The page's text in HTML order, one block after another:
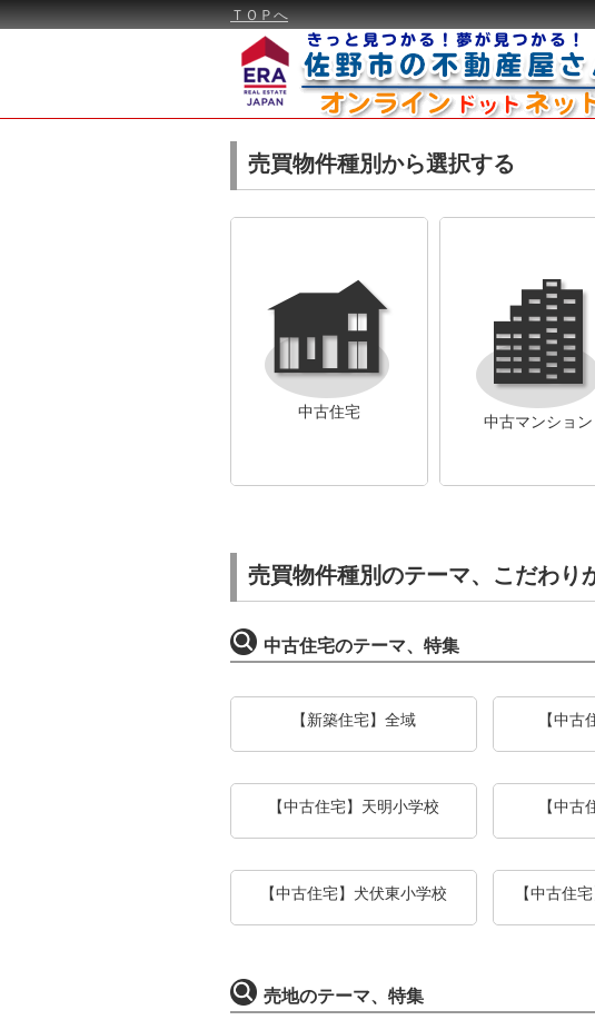
ＴＯＰへ
売買物件種別から選択する
中古住宅
中古マンション
売買物件種別のテーマ、こだわり
中古住宅のテーマ、特集
【新築住宅】全域 【中古
【中古住宅】天明小学校 【中古
【中古住宅】犬伏東小学校 【中古住
売地のテーマ、特集